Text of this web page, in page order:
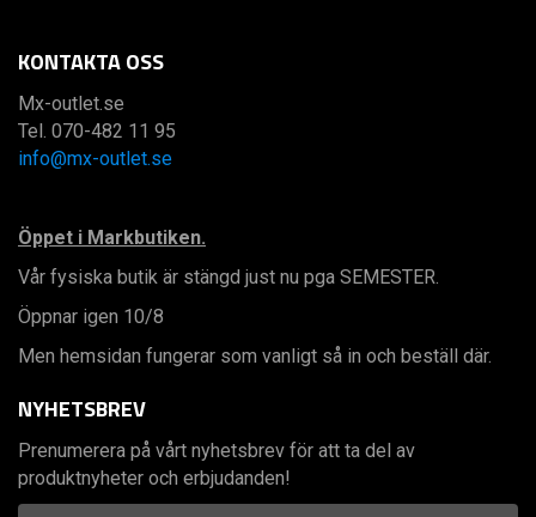
KONTAKTA OSS
Mx-outlet.se
Tel. 070-482 11 95
info@mx-outlet.se
Öppet i Markbutiken.
Vår fysiska butik är stängd just nu pga SEMESTER.
Öppnar igen 10/8
Men hemsidan fungerar som vanligt så in och beställ där.
NYHETSBREV
Prenumerera på vårt nyhetsbrev för att ta del av
produktnyheter och erbjudanden!